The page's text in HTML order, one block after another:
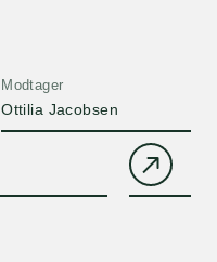
Modtager
Ottilia Jacobsen